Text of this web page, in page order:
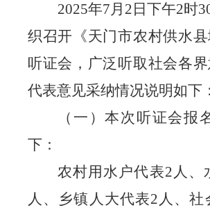
2025年7月2日下午2时
织召开《天门市农村供水
听证会，广泛听取社会各
代表意见采纳情况说明如下：
（一）本次听证会报
下：
农村用水户代表2人、
人、乡镇人大代表2人、